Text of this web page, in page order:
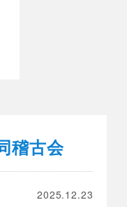
稽古会
2025.12.23